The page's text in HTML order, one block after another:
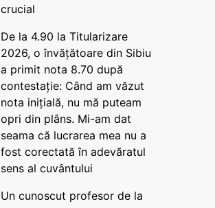
crucial
De la 4.90 la Titularizare
2026, o învățătoare din Sibiu
a primit nota 8.70 după
contestație: Când am văzut
nota inițială, nu mă puteam
opri din plâns. Mi-am dat
seama că lucrarea mea nu a
fost corectată în adevăratul
sens al cuvântului
Un cunoscut profesor de la